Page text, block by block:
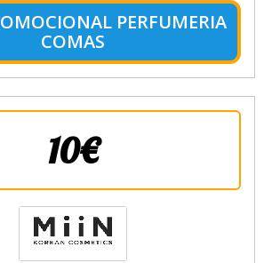
PERFUMERIA
COMAS
10€